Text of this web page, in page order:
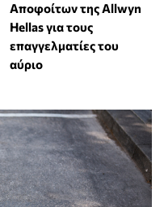
Αποφοίτων της Allwyn
Hellas για τους
επαγγελματίες του
αύριο